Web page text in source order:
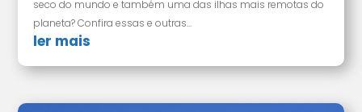
seco do mundo e também uma das ilhas mais remotas do
planeta? Confira essas e outras...
ler mais